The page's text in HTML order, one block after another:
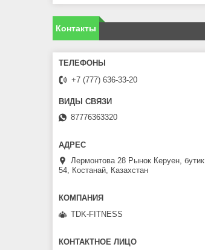
Контакты
+7 (777) 636-33-20
87776363320
Лермонтова 28 Рынок Керуен, бутик
54, Костанай, Казахстан
TDK-FITNESS